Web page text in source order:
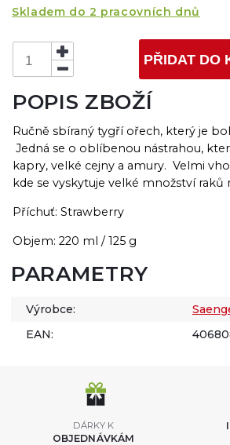
Skladem do 2 pracovních dnů
PŘIDAT DO
POPIS ZBOŽÍ
Ručně sbíraný tygří ořech, který je
Jedná se o oblíbenou nástrahou,
kapry, velké cejny a amury. Velmi
kde se vyskytuje velké množství raků
Příchuť: Strawberry
Objem: 220 ml / 125 g
PARAMETRY
Výrobce:
EAN:
DÁRKY K
OBJEDNÁVKÁM